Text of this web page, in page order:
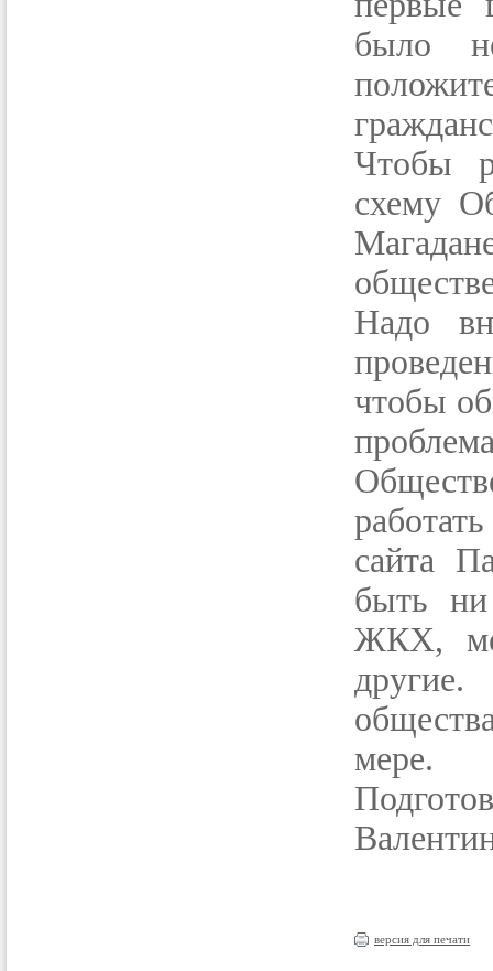
было
Чтобы
схему
Надо
чтобы
сайта
быть
ЖКХ,
другие.
мере.
версия для печати